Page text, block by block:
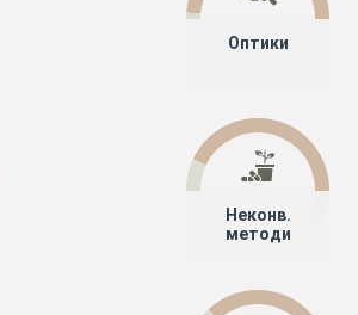
Оптики
Неконв.
методи